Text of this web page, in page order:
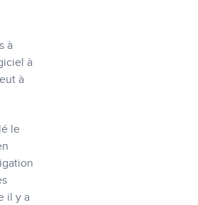
à
à
à
le
il y a